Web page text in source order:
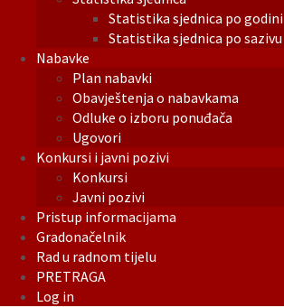
Statistika sjednica po godini
Statistika sjednica po sazivu
Nabavke
Plan nabavki
Obavještenja o nabavkama
Odluke o izboru ponuđača
Ugovori
Konkursi i javni pozivi
Konkursi
Javni pozivi
Pristup informacijama
Gradonačelnik
Rad u radnom tijelu
PRETRAGA
Log in